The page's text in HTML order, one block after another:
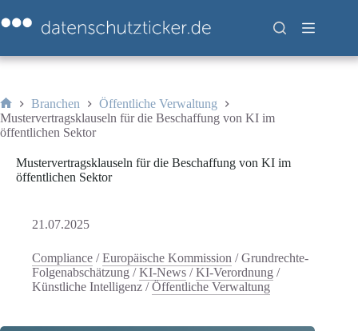
Inhalt
springen
Start
Branchen
Öffentliche Verwaltung
Mustervertragsklauseln für die Beschaffung von KI im
öffentlichen Sektor
Mustervertragsklauseln für die Beschaffung von KI im
öffentlichen Sektor
21.07.2025
Compliance /Europäische Kommission /Grundrechte-
Folgenabschätzung /KI-News /KI-Verordnung /
Künstliche Intelligenz /Öffentliche Verwaltung